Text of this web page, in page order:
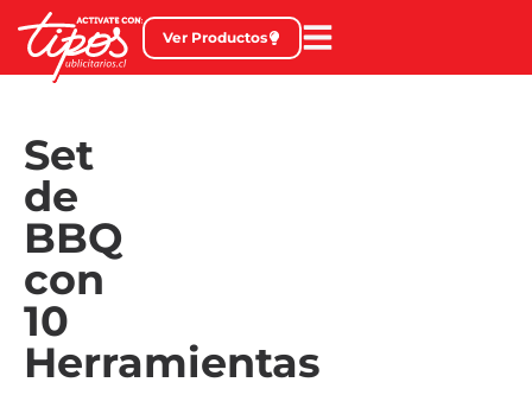
Ver Productos
Set
de
BBQ
con
10
Herramientas